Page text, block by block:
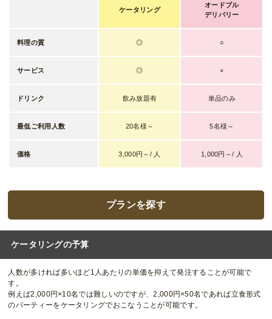
ケータリング
オードブル
デリバリー
料理の質 ◎ ○
サービス ◎ ×
ドリンク 飲み放題有 単品のみ
最低ご利用人数 20名様～ 5名様～
価格 3,000円～/ 人 1,000円～/ 人
プランを探す
ケータリングの予算
人数が多ければ多いほど1人あたりの単価を抑えて発注することが可能で
す。
例えば2,000円×10名では難しいのですが、2,000円×50名であれば立食形式
のパーティーをケータリングでおこなうことが可能です。